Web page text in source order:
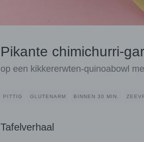
Pikante chimichurri-
op een kikkererwten-quinoabowl
PITTIG GLUTENARM BINNEN 30 MIN.
Tafelverhaal